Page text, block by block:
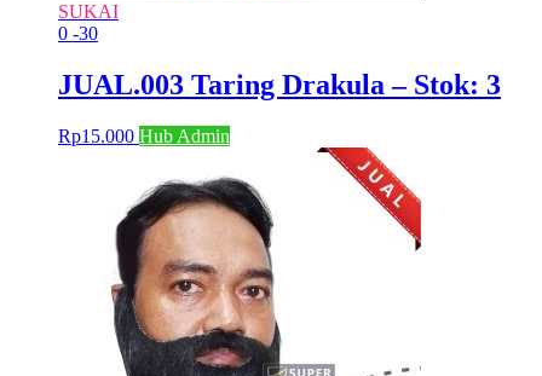
SUKAI
0 -30
JUAL.003 Taring Drakula – Stok: 3
Rp15.000 Hub Admin